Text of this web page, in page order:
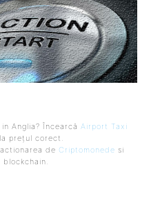
Anglia? Încearcă Airport Taxi
prețul corect.
de Criptomonede si